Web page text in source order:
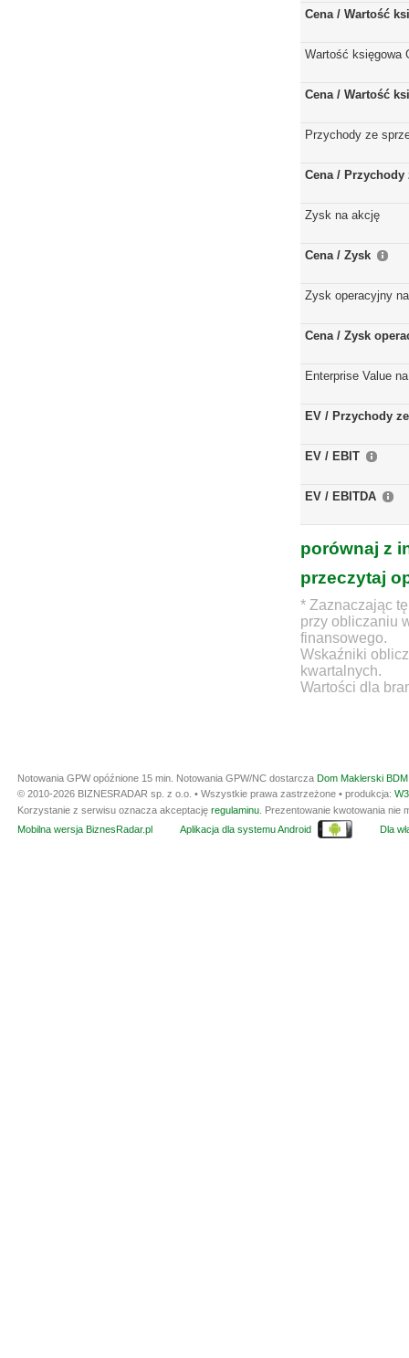
Cena / Wartość
Wartość księgowa
Cena / Wartość
Przychody ze
Cena / Przychody
Zysk na akcję
Cena / Zysk
Zysk operacyjny
Cena / Zysk
Enterprise Value
EV / Przychody
EV / EBIT
EV / EBITDA
porównaj z
przeczytaj
* Zaznaczając
przy obliczaniu
finansowego.
Wskaźniki
kwartalnych.
Wartości dla
Notowania GPW opóźnione 15 min. Notowania GPW/NC dostarcza Dom Maklerski
© 2010-2026 BIZNESRADAR sp. z o.o. • Wszystkie prawa zastrzeżone • produkcja:
Korzystanie z serwisu oznacza akceptację regulaminu . Prezentowanie kwotowania
Mobilna wersja BiznesRadar.pl
Aplikacja dla systemu Android Dla